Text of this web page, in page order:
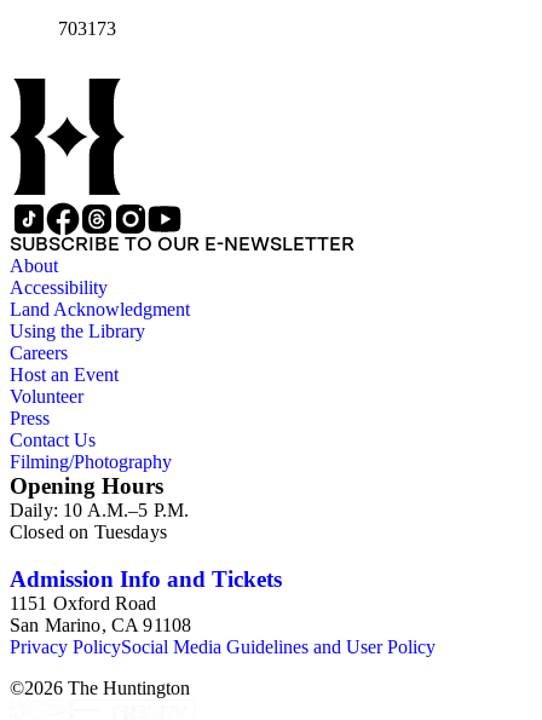
703173
SUBSCRIBE TO OUR E-NEWSLETTER
About
Accessibility
Land Acknowledgment
Using the Library
Careers
Host an Event
Volunteer
Press
Contact Us
Filming/Photography
Opening Hours
Daily: 10 A.M.–5 P.M.
Closed on Tuesdays
Admission Info and Tickets
1151 Oxford Road
San Marino, CA 91108
Privacy PolicySocial Media Guidelines and User Policy
©2026 The Huntington